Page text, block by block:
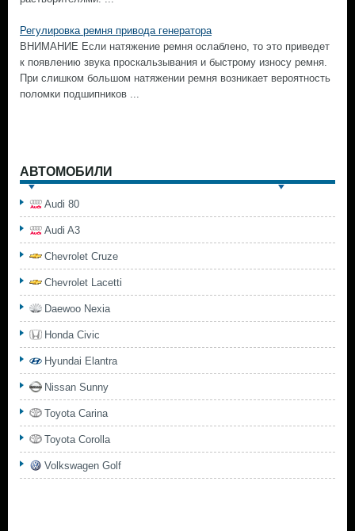
Регулировка ремня привода генератора
ВНИМАНИЕ Если натяжение ремня ослаблено, то это приведет
к появлению звука проскальзывания и быстрому износу ремня.
При слишком большом натяжении ремня возникает вероятность
поломки подшипников ...
АВТОМОБИЛИ
Audi 80
Audi A3
Chevrolet Cruze
Chevrolet Lacetti
Daewoo Nexia
Honda Civic
Hyundai Elantra
Nissan Sunny
Toyota Carina
Toyota Corolla
Volkswagen Golf